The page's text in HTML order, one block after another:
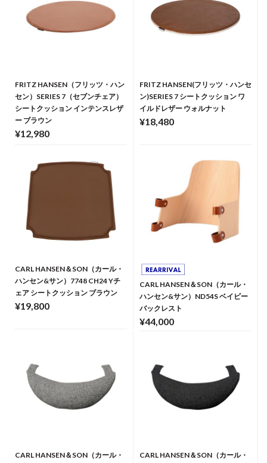
FRITZ HANSEN（フリッツ・ハン
セン）SERIES 7（セブンチェア）
シートクッション インテンスレザ
ー ブラウン
¥12,980
FRITZ HANSEN(フリッツ・ハンセ
ン)SERIES 7 シートクッション ワ
イルドレザー ウォルナット
¥18,480
CARL HANSEN＆SON（カール・
ハンセン&サン）7748 CH24 Yチ
ェア シートクッション ブラウン
¥19,800
CARL HANSEN＆SON（カール・
ハンセン&サン）ND54S ベイビー
バックレスト
¥44,000
CARL HANSEN＆SON（カール・
CARL HANSEN＆SON（カール・